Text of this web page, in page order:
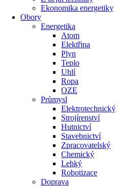
Ekonomika energetiky
Obory
Energetika
Atom
Elektřina
Plyn
Teplo
Uhlí
Ropa
OZE
Průmysl
Elektrotechnický
Strojírenství
Hutnictví
Stavebnictví
Zpracovatelský
Chemický
Lehký
Robotizace
Doprava